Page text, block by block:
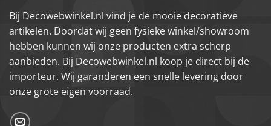
Bij Decowebwinkel.nl vind je de mooie decoratieve
artikelen. Doordat wij geen fysieke winkel/showroom
hebben kunnen wij onze producten extra scherp
aanbieden. Bij Decowebwinkel.nl koop je direct bij de
importeur. Wij garanderen een snelle levering door
onze grote eigen voorraad.